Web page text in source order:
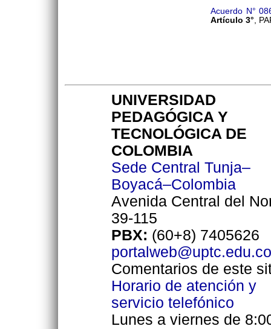
Acuerdo N°
Artículo 3°,
UNIVERSIDAD
PEDAGÓGICA Y
TECNOLÓGICA DE
COLOMBIA
Sede Central Tunja–
Boyacá–Colombia
Avenida Central del
39-115
PBX: (60+8) 7405626
portalweb@uptc.edu.co
Comentarios de este
Horario de atención y
servicio telefónico
Lunes a viernes de